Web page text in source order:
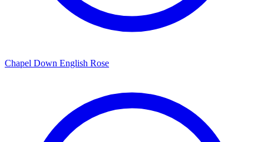
Chapel Down English Rose